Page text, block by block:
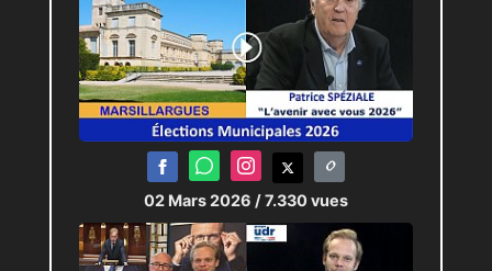
02 Mars 2026 / 7.330 vues